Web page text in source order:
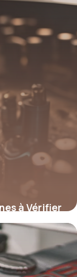
à Vérifier